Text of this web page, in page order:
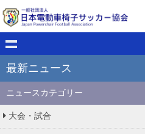
最新ニュース
ニュースカテゴリー
大会・試合